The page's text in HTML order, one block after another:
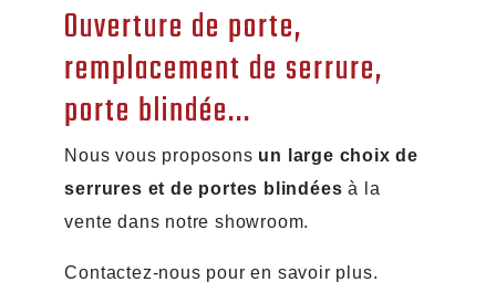
Ouverture de porte,
remplacement de serrure,
porte blindée...
Nous vous proposons un large choix de
serrures et de portes blindées à la
vente dans notre showroom.
Contactez-nous pour en savoir plus.